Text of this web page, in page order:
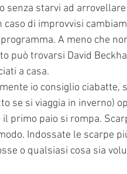
senza starvi ad
caso di improvvisi
A meno che
può trovarsi David
a casa.
io consiglio
se si viaggia in inverno)
il primo paio si rompa.
Indossate le scarpe
o qualsiasi cosa sia